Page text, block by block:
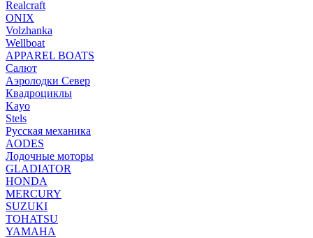
Realcraft
ONIX
Volzhanka
Wellboat
АPPAREL BOATS
Салют
Аэролодки Север
Квадроциклы
Kayo
Stels
Русская механика
AODES
Лодочные моторы
GLADIATOR
HONDA
MERCURY
SUZUKI
TOHATSU
YAMAHA